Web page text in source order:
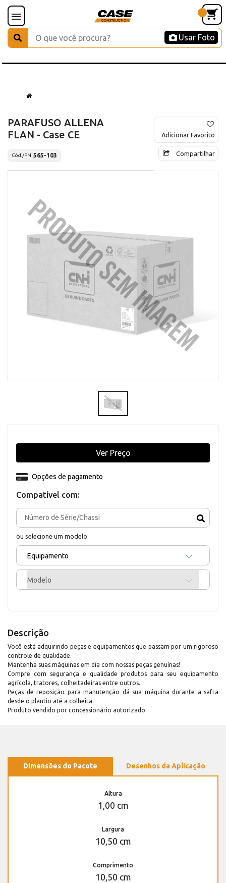
Usar Foto
PARAFUSO ALLENA
FLAN - Case CE
Cód./PN 565-103
Adicionar Favorito
Compartilhar
Compativel com:
ou selecione um modelo:
Equipamento
Modelo
Opções de pagamento
Ver Preço
Descrição
Você está adquirindo peças e equipamentos que passam por um rigoroso
controle de qualidade.
Mantenha suas máquinas em dia com nossas peças genuínas!
Compre com segurança e qualidade produtos para seu equipamento
agrícola, tratores, colheitadeiras entre outros.
Peças de reposição para manutenção dá sua máquina durante a safra
desde o plantio até a colheita.
Produto vendido por concessionário autorizado.
Dimensões do Pacote Desenhos da Aplicação
Altura
1,00 cm
Largura
10,50 cm
Comprimento
10,50 cm